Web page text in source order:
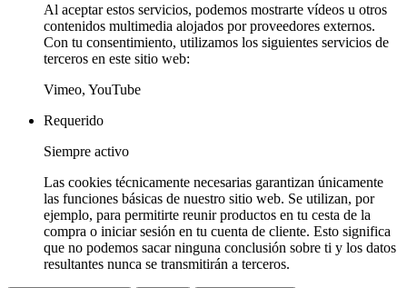
Al aceptar estos servicios, podemos mostrarte vídeos u otros
contenidos multimedia alojados por proveedores externos.
Con tu consentimiento, utilizamos los siguientes servicios de
terceros en este sitio web:
Vimeo, YouTube
Requerido
Siempre activo
Las cookies técnicamente necesarias garantizan únicamente
las funciones básicas de nuestro sitio web. Se utilizan, por
ejemplo, para permitirte reunir productos en tu cesta de la
compra o iniciar sesión en tu cuenta de cliente. Esto significa
que no podemos sacar ninguna conclusión sobre ti y los datos
resultantes nunca se transmitirán a terceros.